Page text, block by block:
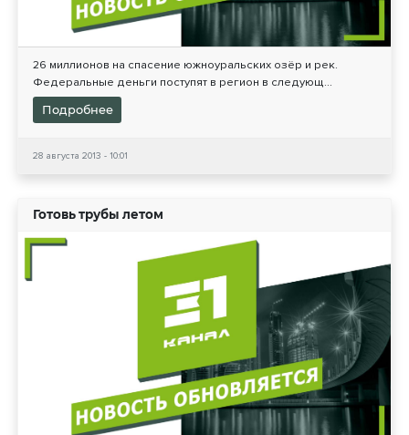
26 миллионов на спасение южноуральских озёр и рек.
Федеральные деньги поступят в регион в следующ...
Подробнее
28 августа 2013 - 10:01
Готовь трубы летом